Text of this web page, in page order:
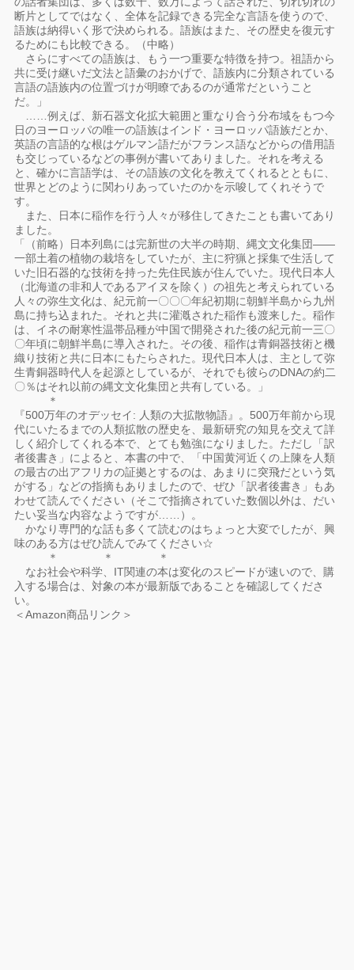
断片としてではなく、全体を記録できる完全な言語を使うので、
語族は納得いく形で決められる。語族はまた、その歴史を復元す
るためにも比較できる。（中略）
さらにすべての語族は、もう一つ重要な特徴を持つ。祖語から
共に受け継いだ文法と語彙のおかげで、語族内に分類されている
言語の語族内の位置づけが明瞭であるのが通常だということ
だ。」
……例えば、新石器文化拡大範囲と重なり合う分布域をもつ今
日のヨーロッパの唯一の語族はインド・ヨーロッパ語族だとか、
英語の言語的な根はゲルマン語だがフランス語などからの借用語
も交じっているなどの事例が書いてありました。それを考える
と、確かに言語学は、その語族の文化を教えてくれるとともに、
世界とどのように関わりあっていたのかを示唆してくれそうで
す。
また、日本に稲作を行う人々が移住してきたことも書いてあり
ました。
「（前略）日本列島には完新世の大半の時期、縄文文化集団――
一部土着の植物の栽培をしていたが、主に狩猟と採集で生活して
いた旧石器的な技術を持った先住民族が住んでいた。現代日本人
（北海道の非和人であるアイヌを除く）の祖先と考えられている
人々の弥生文化は、紀元前一〇〇〇年紀初期に朝鮮半島から九州
島に持ち込まれた。それと共に灌漑された稲作も渡来した。稲作
は、イネの耐寒性温帯品種が中国で開発された後の紀元前一三〇
〇年頃に朝鮮半島に導入された。その後、稲作は青銅器技術と機
織り技術と共に日本にもたらされた。現代日本人は、主として弥
生青銅器時代人を起源としているが、それでも彼らのDNAの約二
〇％はそれ以前の縄文文化集団と共有している。」
＊
『500万年のオデッセイ: 人類の大拡散物語』。500万年前から現
代にいたるまでの人類拡散の歴史を、最新研究の知見を交えて詳
しく紹介してくれる本で、とても勉強になりました。ただし「訳
者後書き」によると、本書の中で、「中国黄河近くの上陳を人類
の最古の出アフリカの証拠とするのは、あまりに突飛だという気
がする」などの指摘もありましたので、ぜひ「訳者後書き」もあ
わせて読んでください（そこで指摘されていた数個以外は、だい
たい妥当な内容なようですが……）。
かなり専門的な話も多くて読むのはちょっと大変でしたが、興
味のある方はぜひ読んでみてください☆
＊ ＊ ＊
なお社会や科学、IT関連の本は変化のスピードが速いので、購
入する場合は、対象の本が最新版であることを確認してくださ
い。
＜Amazon商品リンク＞